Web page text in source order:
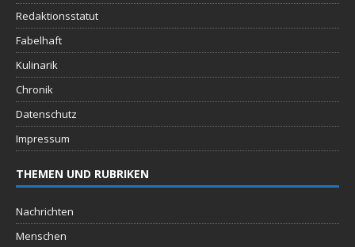
Redaktionsstatut
Fabelhaft
Kulinarik
Chronik
Datenschutz
Impressum
THEMEN UND RUBRIKEN
Nachrichten
Menschen